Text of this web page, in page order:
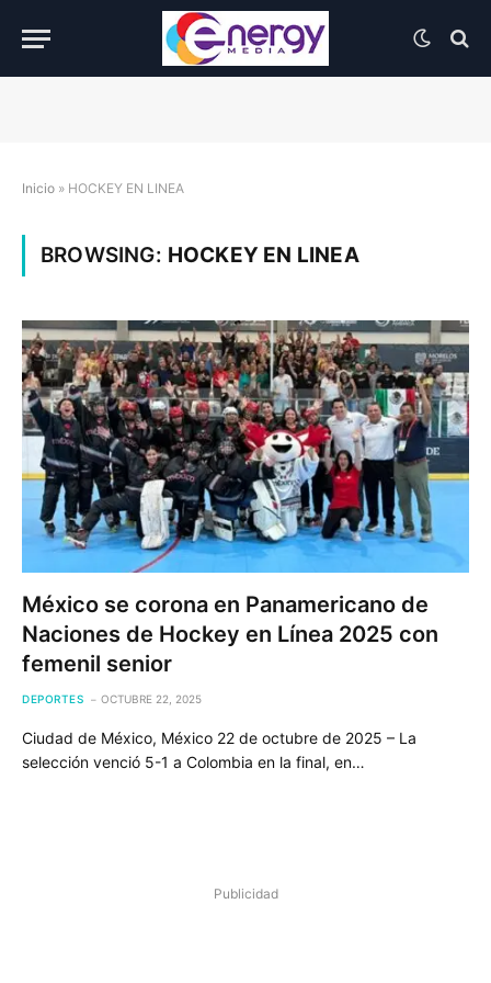
Inicio » HOCKEY EN LINEA
BROWSING: HOCKEY EN LINEA
México se corona en Panamericano de
Naciones de Hockey en Línea 2025 con
femenil senior
DEPORTES OCTUBRE 22, 2025
Ciudad de México, México 22 de octubre de 2025 – La
selección venció 5-1 a Colombia en la final, en…
Publicidad